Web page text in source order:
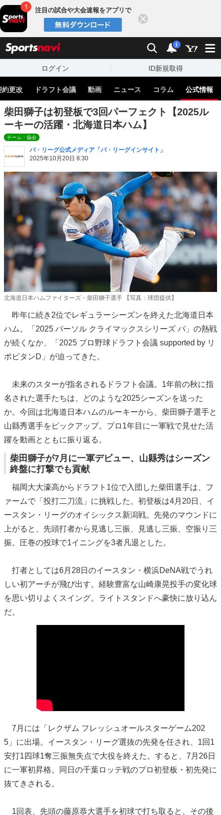
注目の試合や大会速報をアプリで
検索 通知
i
ログイン ID新規取得
約更改 ドラフト会議 動画 ニュース コラム 公式情報
柴田獅子は初登板で3回パーフェクト【2025ル
ーキーの活躍・北海道日本ハム】
チーム・協会
パ・リーグ公式メディア「パ・リーグインサイト」
2025年10月20日 8:30
北海道日本ハムファイターズ・柴田獅子選手 【写真：球団提供】
昨年に続き2位でレギュラーシーズンを終えた北海道日本
ハム。「2025 パーソル クライマックスシリーズ パ」の熱戦
が続くなか、「2025 プロ野球ドラフト会議 supported by リ
ポビタンD」が迫ってきた。
未来のスターが指名されるドラフト会議。1年前の秋に指
名された選手たちは、どのような2025シーズンを送った
か。今回は北海道日本ハムのルーキーから、柴田獅子選手と
山縣秀選手をピックアップ。プロ1年目に一軍戦で見せた活
躍を動画とともに振り返る。
柴田獅子が7月に一軍デビュー、山縣秀はシーズン
終盤に打撃でも貢献
福岡大大濠高からドラフト1位で入団した柴田選手は、フ
ァームで「投打二刀流」に挑戦した。初登板は4月20日、イ
ースタン・リーグのオイシックス新潟戦。先発のマウンドに
上がると、先頭打者から見逃し三振、見逃し三振、空振り三
振。圧巻の投球で1イニングを3者凡退とした。
打者としては6月28日のイースタン・横浜DeNA戦でうれ
しい初アーチが飛び出す。経験豊富な山崎康晃投手の変化球
を思い切りよくスイング。ライトスタンドへ豪快に放り込ん
だ。
7月には「レクザム フレッシュオールスターゲーム202
5」に出場。イースタン・リーグ選抜の先発を任され、1回1
安打1四球1奪三振無失点で大役を終えた。すると、7月26日
に一軍初昇格。同日の千葉ロッテ戦のプロ初登板・初先発に
抜てきされる。
1回表、先頭の藤原恭大選手を初球で打ち取ると、その後